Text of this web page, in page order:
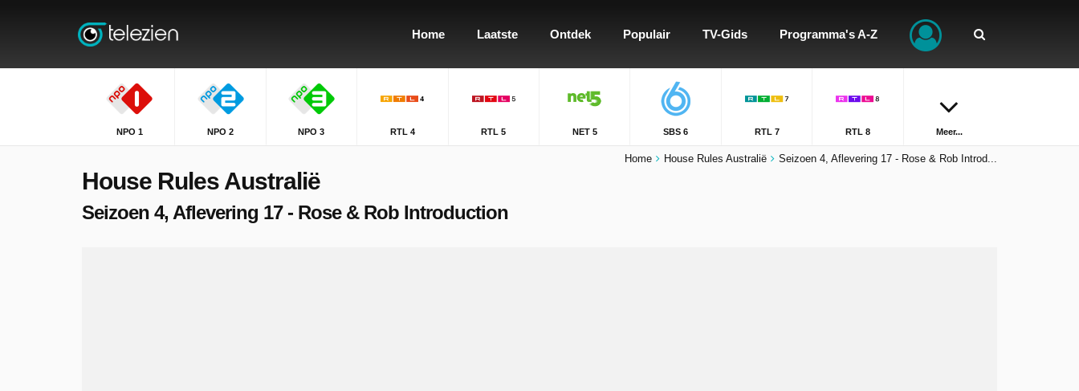
Home Laatste Ontdek Populair TV-Gids Programma's A-Z
NPO 1 NPO 2 NPO 3 RTL 4 RTL 5 NET 5 SBS 6 RTL 7 RTL 8 Meer...
Home House Rules Australië Seizoen 4, Aflevering 17 - Rose & Rob Introd...
House Rules Australië
Seizoen 4, Aflevering 17 - Rose & Rob Introduction